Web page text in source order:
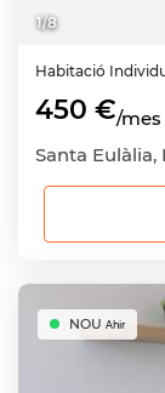
1/8
Habitació
450 €/mes
Santa
NOU Ahir